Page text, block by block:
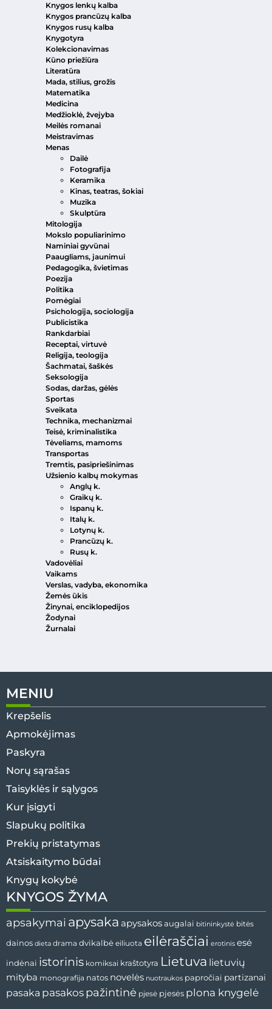
Knygos lenkų kalba
Knygos prancūzų kalba
Knygos rusų kalba
Knygotyra
Kolekcionavimas
Kūno priežiūra
Literatūra
Mada, stilius, grožis
Matematika
Medicina
Medžioklė, žvejyba
Meilės romanai
Meistravimas
Menas
Dailė
Fotografija
Keramika
Kinas, teatras, šokiai
Muzika
Skulptūra
Mitologija
Mokslo populiarinimo
Naminiai gyvūnai
Paaugliams, jaunimui
Pedagogika, švietimas
Poezija
Politika
Pomėgiai
Psichologija, sociologija
Publicistika
Rankdarbiai
Receptai, virtuvė
Religija, teologija
Šachmatai, šaškės
Seksologija
Sodas, daržas, gėlės
Sportas
Sveikata
Technika, mechanizmai
Teisė, kriminalistika
Tėveliams, mamoms
Transportas
Tremtis, pasipriešinimas
Užsienio kalbų mokymas
Anglų k.
Graikų k.
Ispanų k.
Italų k.
Lotynų k.
Prancūzų k.
Rusų k.
Vadovėliai
Vaikams
Verslas, vadyba, ekonomika
Žemės ūkis
Žinynai, enciklopedijos
Žodynai
Žurnalai
MENIU
Krepšelis
Apmokėjimas
Paskyra
Norų sąrašas
Taisyklės ir sąlygos
Kur įsigyti
Slapukų politika
Prekių pristatymas
Atsiskaitymo būdai
Knygų kokybė
KNYGOS ŽYMA
apsakymai apysaka apysakos augalai bitininkystė bitės
dainos dieta drama dvikalbė eiliuota eilėraščiai erotinis esė
indėnai istorinis komiksai kraštotyra Lietuva lietuvių
mityba monografija natos novelės nuotraukos papročiai partizanai
pasaka pasakos pažintinė pjesė pjesės plona knygelė